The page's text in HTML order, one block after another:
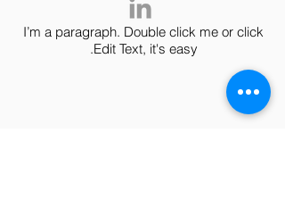
I’m a paragraph. Double click me or click
Edit Text, it's easy.